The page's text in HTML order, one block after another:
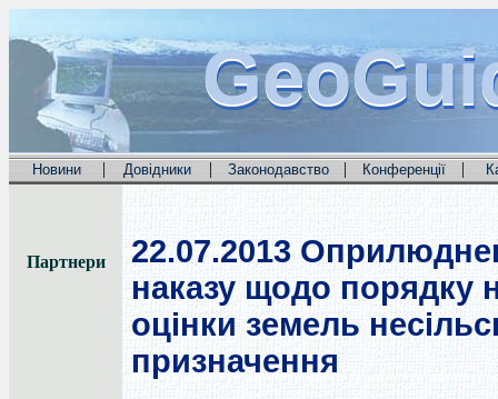
Новини | Довідники | Законодавство | Конференції |
Партнери 22.07.2013
наказу щодо порядку
оцінки земель
призначення